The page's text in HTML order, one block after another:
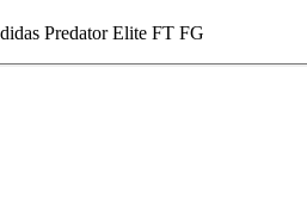
Predator Elite FT FG